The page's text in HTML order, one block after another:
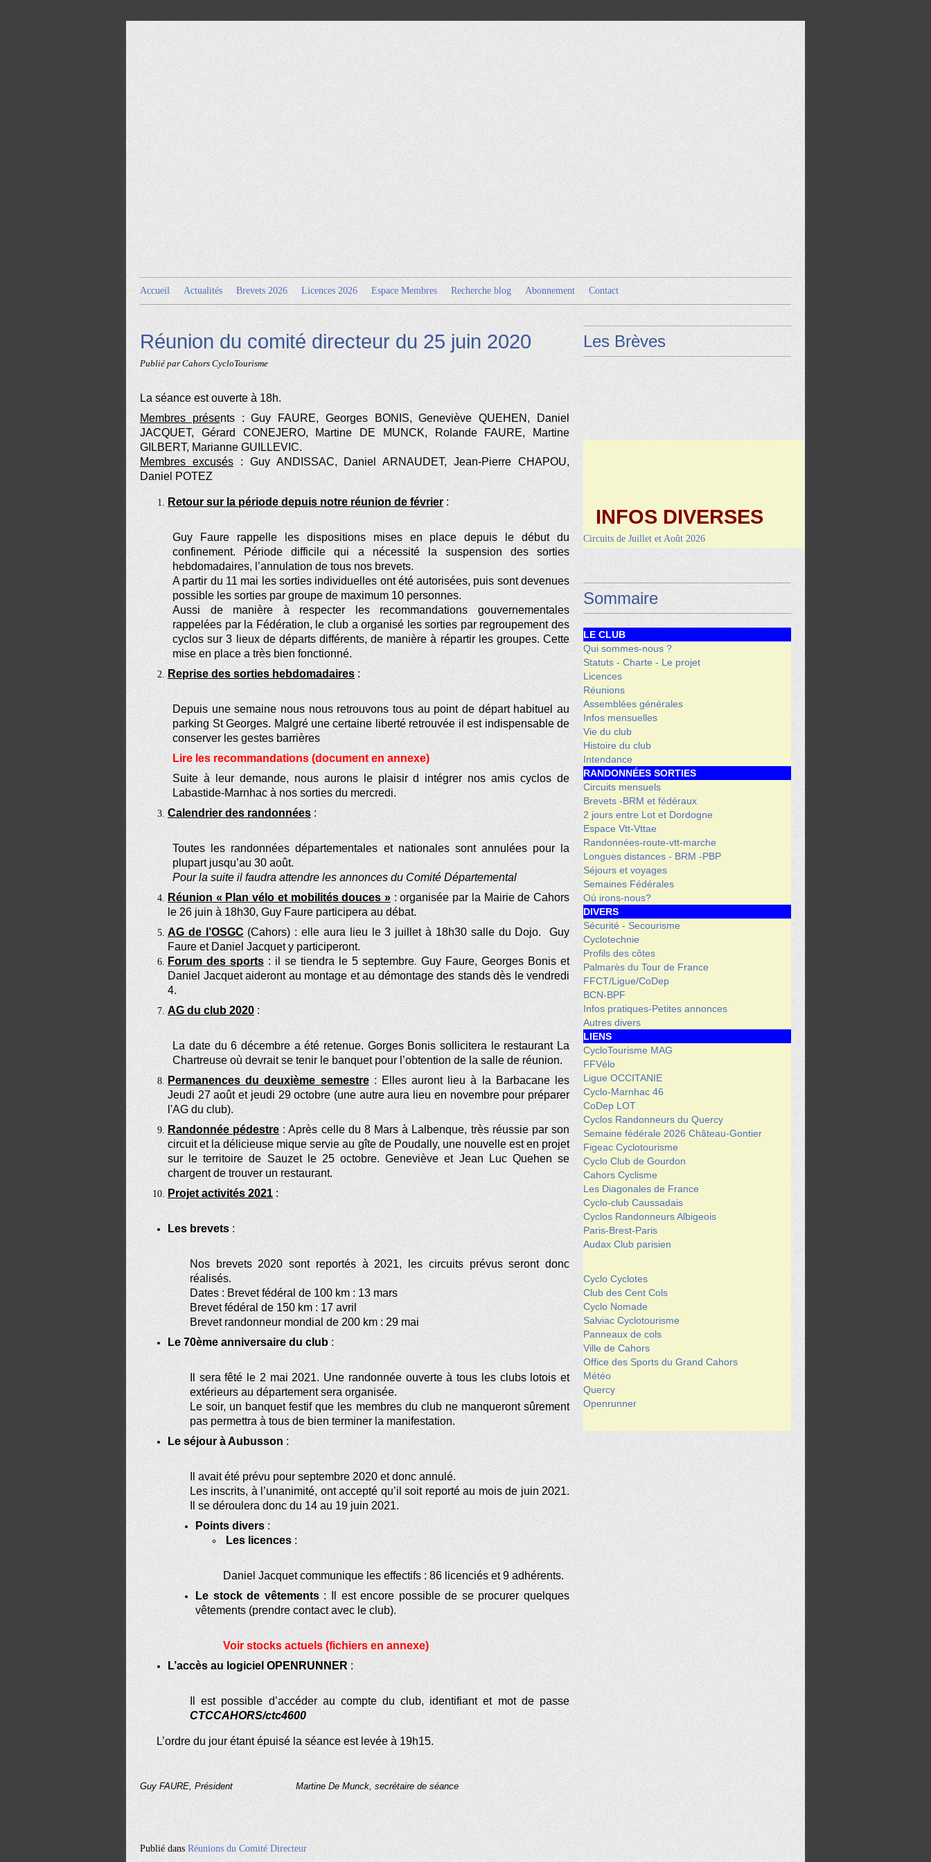
Accueil Actualités Brevets 2026 Licences 2026 Espace Membres Recherche blog Abonnement Contact
Réunion du comité directeur du 25 juin 2020
Publié par Cahors CycloTourisme
La séance est ouverte à 18h.
Membres présents : Guy FAURE, Georges BONIS, Geneviève QUEHEN, Daniel
JACQUET, Gérard CONEJERO, Martine DE MUNCK, Rolande FAURE, Martine
GILBERT, Marianne GUILLEVIC.
Membres excusés:Guy ANDISSAC, Daniel ARNAUDET, Jean-Pierre CHAPOU,
Daniel POTEZ
Retour sur la période depuis notre réunion de février:
Guy Faure rappelle les dispositions mises en place depuis le début du
confinement. Période difficile qui a nécessité la suspension des sorties
hebdomadaires, l’annulation de tous nos brevets.
A partir du 11 mai les sorties individuelles ont été autorisées, puis sont devenues
possible les sorties par groupe de maximum 10 personnes.
Aussi de manière à respecter les recommandations gouvernementales
rappelées par la Fédération, le club a organisé les sorties par regroupement des
cyclos sur 3 lieux de départs différents, de manière à répartir les groupes. Cette
mise en place a très bien fonctionné.
Reprise des sorties hebdomadaires:
Depuis une semaine nous nous retrouvons tous au point de départ habituel au
parking St Georges. Malgré une certaine liberté retrouvée il est indispensable de
conserver les gestes barrières
Lire les recommandations (document en annexe)
Suiteà leur demande, nous aurons le plaisir d intégrer nos amis cyclos de
Labastide-Marnhac à nos sorties du mercredi.
Calendrierdes randonnées:
Toutesles randonnées départementales et nationales sont annulées pour la
plupart jusqu’au 30 août.
Pour la suite il faudra attendre les annonces du Comité Départemental
Réunion « Plan vélo et mobilités douces »: organisée par la Mairie de Cahors
le 26 juin à 18h30, Guy Faure participera au débat.
AG de l’OSGC(Cahors) : elle aura lieu le 3 juillet à 18h30 salle du Dojo. Guy
Faure et Daniel Jacquet y participeront.
Forum des sports: il se tiendra le 5 septembre.Guy Faure, Georges Bonis et
Daniel Jacquet aideront au montage et au démontage des stands dès le vendredi
4.
AG du club 2020 :
La date du 6 décembre a été retenue. Gorges Bonis sollicitera le restaurant La
Chartreuse où devrait se tenir le banquet pour l’obtention de la salle de réunion.
Permanences du deuxième semestre: Elles auront lieu à la Barbacane les
Jeudi 27 août et jeudi 29 octobre (une autre aura lieu en novembre pour préparer
l'AG du club).
Randonnée pédestre: Après celle du 8 Mars à Lalbenque, très réussie par son
circuit et la délicieuse mique servie au gîte de Poudally, une nouvelle est en projet
sur le territoire de Sauzet le 25 octobre. Geneviève et Jean Luc Quehen se
chargent de trouver un restaurant.
Projet activités 2021:
Les brevets:
Nos brevets 2020 sont reportés à 2021, les circuits prévus seront donc
réalisés.
Dates : Brevet fédéral de 100 km : 13 mars
Brevet fédéral de 150 km : 17 avril
Brevet randonneur mondial de 200 km : 29 mai
Le 70ème anniversaire du club:
Il sera fêté le 2 mai 2021. Une randonnée ouverte à tous les clubs lotois et
extérieurs au département sera organisée.
Le soir, un banquet festif que les membres du club ne manqueront sûrement
pas permettra à tous de bien terminer la manifestation.
Le séjour à Aubusson:
Il avait été prévu pour septembre 2020 et donc annulé.
Les inscrits, à l’unanimité, ont accepté qu’il soit reporté au mois de juin 2021.
Il se déroulera donc du 14 au 19 juin 2021.
Points divers:
Les licences:
Daniel Jacquet communique les effectifs : 86 licenciés et 9 adhérents.
Le stock de vêtements: Il est encore possible de se procurer quelques
vêtements (prendre contact avec le club).
Voir stocks actuels (fichiers en annexe)
L’accès au logiciel OPENRUNNER:
Il est possible d’accéder au compte du club, identifiant et mot de passe
CTCCAHORS/ctc4600
L’ordre du jour étant épuisé la séance est levée à 19h15.
Guy FAURE, Président Martine De Munck, secrétaire de séance
Publié dans Réunions du Comité Directeur
Les Brèves
INFOS DIVERSES
Dimanche 9 août : Vayrac (L'Uxel'lotoise)
Vendredi 4 septembre-RANDO/REPAS de Montcuq
Sommaire
LE CLUB
Qui sommes-nous ?
Statuts - Charte - Le projet
Licences
Réunions
Assemblées générales
Infos mensuelles
Vie du club
Histoire du club
Intendance
RANDONNÉES SORTIES
Circuits mensuels
Brevets -BRM et fédéraux
2 jours entre Lot et Dordogne
Espace Vtt-Vttae
Randonnées-route-vtt-marche
Longues distances - BRM -PBP
Séjours et voyages
Semaines Fédérales
Où irons-nous?
DIVERS
Sécurité - Secourisme
Cyclotechnie
Profils des côtes
Palmarès du Tour de France
FFCT/Ligue/CoDep
BCN-BPF
Infos pratiques-Petites annonces
Autres divers
LIENS
CycloTourisme MAG
FFVélo
Ligue OCCITANIE
Cyclo-Marnhac 46
CoDep LOT
Cyclos Randonneurs du Quercy
Semaine fédérale 2026 Château-Gontier
Figeac Cyclotourisme
Cyclo Club de Gourdon
Cahors Cyclisme
Les Diagonales de France
Cyclo-club Caussadais
Cyclos Randonneurs Albigeois
Paris-Brest-Paris
Audax Club parisien
Cyclo Cyclotes
Club des Cent Cols
Cyclo Nomade
Salviac Cyclotourisme
Panneaux de cols
Ville de Cahors
Office des Sports du Grand Cahors
Météo
Quercy
Openrunner